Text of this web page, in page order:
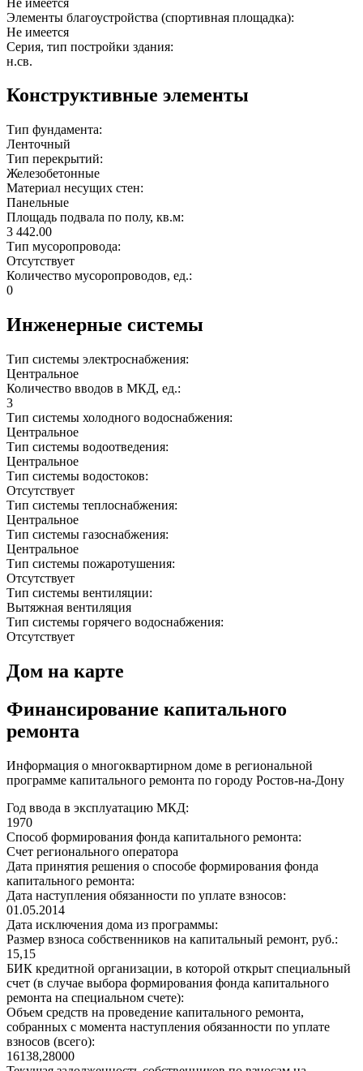
Элементы благоустройства (спортивная площадка):
Не имеется
Серия, тип постройки здания:
н.св.
Конструктивные элементы
Тип фундамента:
Ленточный
Тип перекрытий:
Железобетонные
Материал несущих стен:
Панельные
Площадь подвала по полу, кв.м:
3 442.00
Тип мусоропровода:
Отсутствует
Количество мусоропроводов, ед.:
0
Инженерные системы
Тип системы электроснабжения:
Центральное
Количество вводов в МКД, ед.:
3
Тип системы холодного водоснабжения:
Центральное
Тип системы водоотведения:
Центральное
Тип системы водостоков:
Отсутствует
Тип системы теплоснабжения:
Центральное
Тип системы газоснабжения:
Центральное
Тип системы пожаротушения:
Отсутствует
Тип системы вентиляции:
Вытяжная вентиляция
Тип системы горячего водоснабжения:
Отсутствует
Дом на карте
Финансирование капитального
ремонта
Информация о многоквартирном доме в региональной
программе капитального ремонта по городу Ростов-на-Дону
Год ввода в эксплуатацию МКД:
1970
Способ формирования фонда капитального ремонта:
Счет регионального оператора
Дата принятия решения о способе формирования фонда
капитального ремонта:
Дата наступления обязанности по уплате взносов:
01.05.2014
Дата исключения дома из программы:
Размер взноса собственников на капитальный ремонт, руб.:
15,15
БИК кредитной организации, в которой открыт специальный
счет (в случае выбора формирования фонда капитального
ремонта на специальном счете):
Объем средств на проведение капитального ремонта,
собранных с момента наступления обязанности по уплате
взносов (всего):
16138,28000